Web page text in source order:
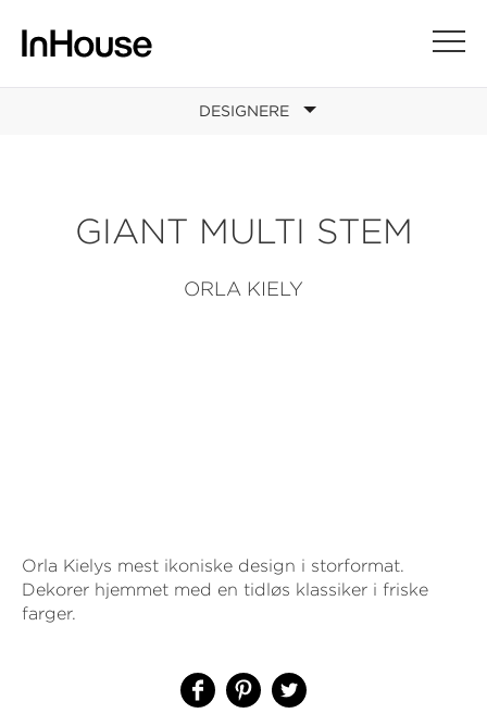
DESIGNERE
GIANT MULTI STEM
ORLA KIELY
Orla Kielys mest ikoniske design i storformat.
Dekorer hjemmet med en tidløs klassiker i friske
farger.